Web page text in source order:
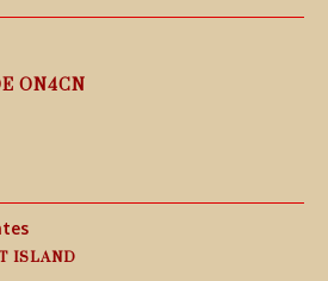
ON4CN
ISLAND